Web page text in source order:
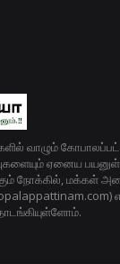
வாழும்
ஏனைய
நோக்கில், மக்கள்